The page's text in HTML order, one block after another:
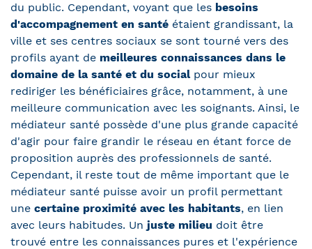
du public. Cependant, voyant que les besoins
d'accompagnement en santé étaient grandissant, la
ville et ses centres sociaux se sont tourné vers des
profils ayant de meilleures connaissances dans le
domaine de la santé et du socialpour mieux
rediriger les bénéficiaires grâce, notamment, à une
meilleure communication avec les soignants. Ainsi, le
médiateur santé possède d'une plus grande capacité
d'agir pour faire grandir le réseau en étant force de
proposition auprès des professionnels de santé.
Cependant, il reste tout de même important que le
médiateur santé puisse avoir un profil permettant
une certaine proximité avec les habitants, en lien
avec leurs habitudes. Un juste milieu doit être
trouvé entre les connaissances pures et l'expérience